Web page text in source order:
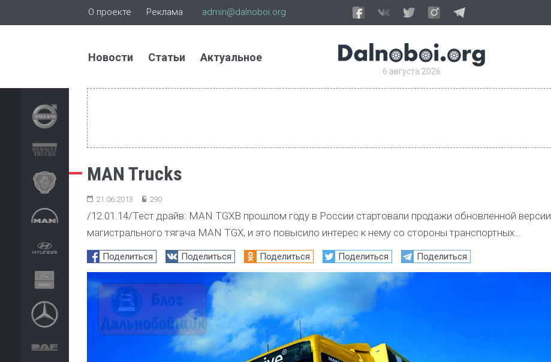
О проекте Реклама admin@dalnoboi.org
Новости Статьи Актуальное
6 августа 2026
MAN Trucks
21.06.2013 290
/12.01.14/Тест драйв: MAN TGXВ прошлом году в России стартовали продажи обновленной версии
магистрального тягача MAN TGX, и это повысило интерес к нему со стороны транспортных…
Поделиться Поделиться Поделиться Поделиться Поделиться